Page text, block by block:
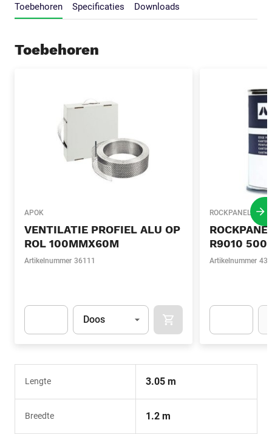
Toebehoren Specificaties Downloads
Toebehoren
APOK
VENTILATIE PROFIEL ALU OP
ROL 100MMX60M
Artikelnummer 36111
Eenheid (Optioneel)
Doos IN WINKELMAND
ROCKPANEL
R9010
Artikelnummer
Lengte 3.05 m
Breedte 1.2 m